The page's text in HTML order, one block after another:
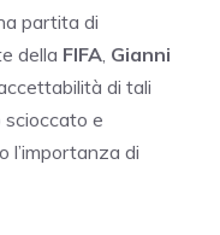
partita di
della FIFA Gianni
di tali
scioccato e
l’importanza di